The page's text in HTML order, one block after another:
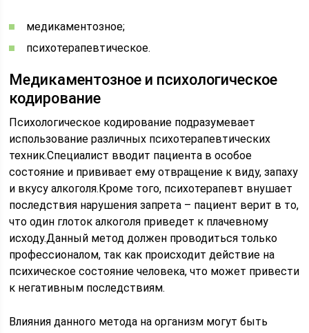
медикаментозное;
психотерапевтическое.
Медикаментозное и психологическое
кодирование
Психологическое кодирование подразумевает
использование различных психотерапевтических
техник.Специалист вводит пациента в особое
состояние и прививает ему отвращение к виду, запаху
и вкусу алкоголя.Кроме того, психотерапевт внушает
последствия нарушения запрета – пациент верит в то,
что один глоток алкоголя приведет к плачевному
исходу.Данный метод должен проводиться только
профессионалом, так как происходит действие на
психическое состояние человека, что может привести
к негативным последствиям.
Влияния данного метода на организм могут быть